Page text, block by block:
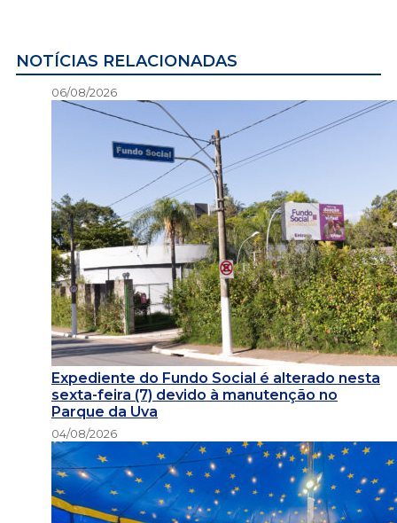
NOTÍCIAS RELACIONADAS
06/08/2026
Expediente do Fundo Social é alterado nesta
sexta-feira (7) devido à manutenção no
Parque da Uva
04/08/2026